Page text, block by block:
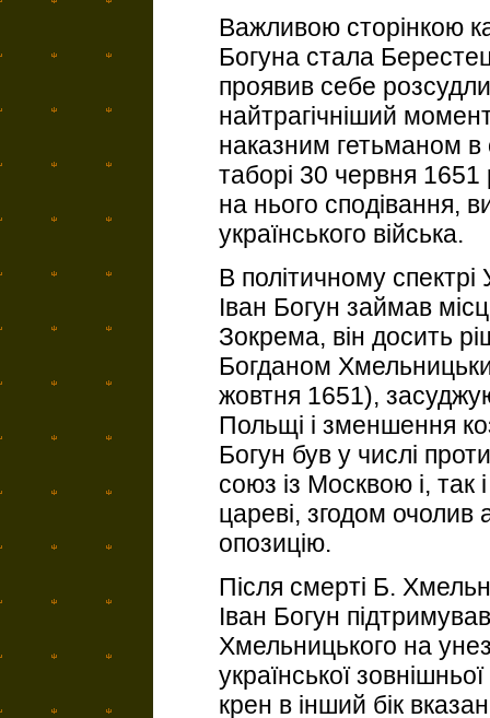
Важливою сторінкою
Богуна стала
проявив себе
найтрагічніший
наказним гетьманом
таборі 30 червня 1651
на нього сподівання,
українського війська.
В політичному спектрі
Іван Богун займав
Зокрема, він досить
Богданом
жовтня 1651),
Польщі і зменшення
Богун був у числі
союз із Москвою i, так
цареві, згодом
опозицію.
Після смерті Б.
Іван Богун
Хмельницького на
української
крен в інший бік